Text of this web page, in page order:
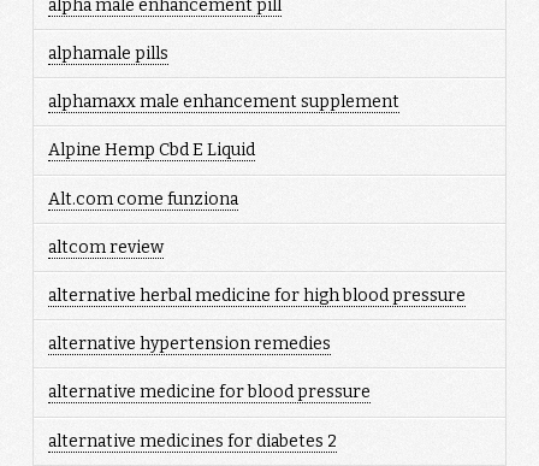
alpha male enhancement pill
alphamale pills
alphamaxx male enhancement supplement
Alpine Hemp Cbd E Liquid
Alt.com come funziona
altcom review
alternative herbal medicine for high blood pressure
alternative hypertension remedies
alternative medicine for blood pressure
alternative medicines for diabetes 2